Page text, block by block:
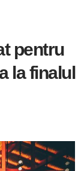
pentru
la finalul